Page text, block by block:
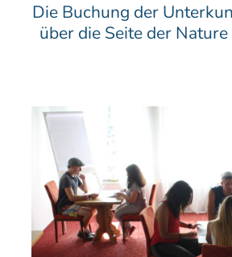
Die Buchung der
über die Seite der